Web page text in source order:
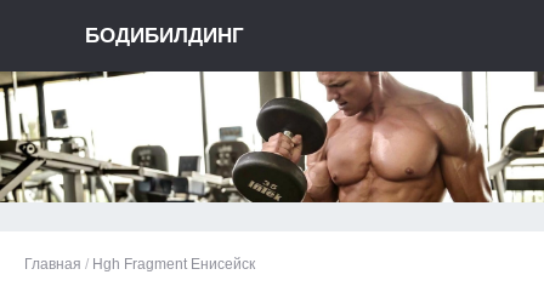
БОДИБИЛДИНГ
Главная / Hgh Fragment Енисейск